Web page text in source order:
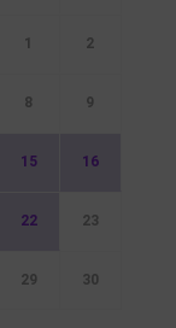
1 2
8 9
15 16
22 23
29 30